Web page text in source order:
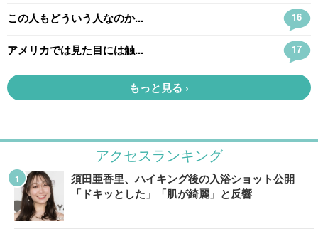
アクセスランキング
須田亜香里、ハイキング後の入浴ショット公開
「ドキッとした」「肌が綺麗」と反響